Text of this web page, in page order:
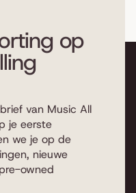
op
van Music All
je eerste
we je op de
nieuwe
owned